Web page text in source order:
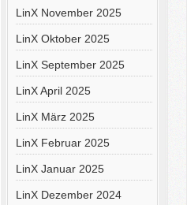
LinX November 2025
LinX Oktober 2025
LinX September 2025
LinX April 2025
LinX März 2025
LinX Februar 2025
LinX Januar 2025
LinX Dezember 2024